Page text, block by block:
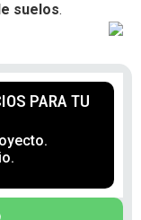
suelos.
PARA TU